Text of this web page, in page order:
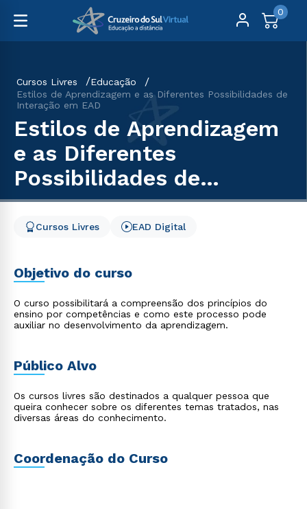
0
Cursos Livres
Educação
Estilos de Aprendizagem e as Diferentes Possibilidades de
Interação em EAD
Estilos de Aprendizagem
e as Diferentes
Possibilidades de
Interação em EAD
Cursos Livres EAD Digital
Objetivo do curso
O curso possibilitará a compreensão dos princípios do
ensino por competências e como este processo pode
auxiliar no desenvolvimento da aprendizagem.
Público Alvo
Os cursos livres são destinados a qualquer pessoa que
queira conhecer sobre os diferentes temas tratados, nas
diversas áreas do conhecimento.
Coordenação do Curso